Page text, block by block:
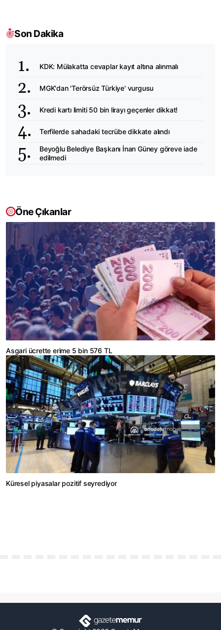
Son Dakika
KDK: Mülakatta cevaplar kayıt altına alınmalı
MGK'dan 'Terörsüz Türkiye' vurgusu
Kredi kartı limiti 50 bin lirayı geçenler dikkat!
Terfilerde sahadaki tecrübe dikkate alındı
Beyoğlu Belediye Başkanı İnan Güney göreve iade
edilmedi
Öne Çıkanlar
Asgari ücrette erime 5 bin 576 TL
Küresel piyasalar pozitif seyrediyor